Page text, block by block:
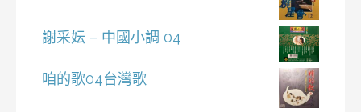
謝采妘 – 中國小調 04
咱的歌04台灣歌